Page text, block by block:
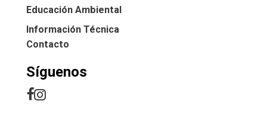
Educación Ambiental
Información Técnica
Contacto
Síguenos